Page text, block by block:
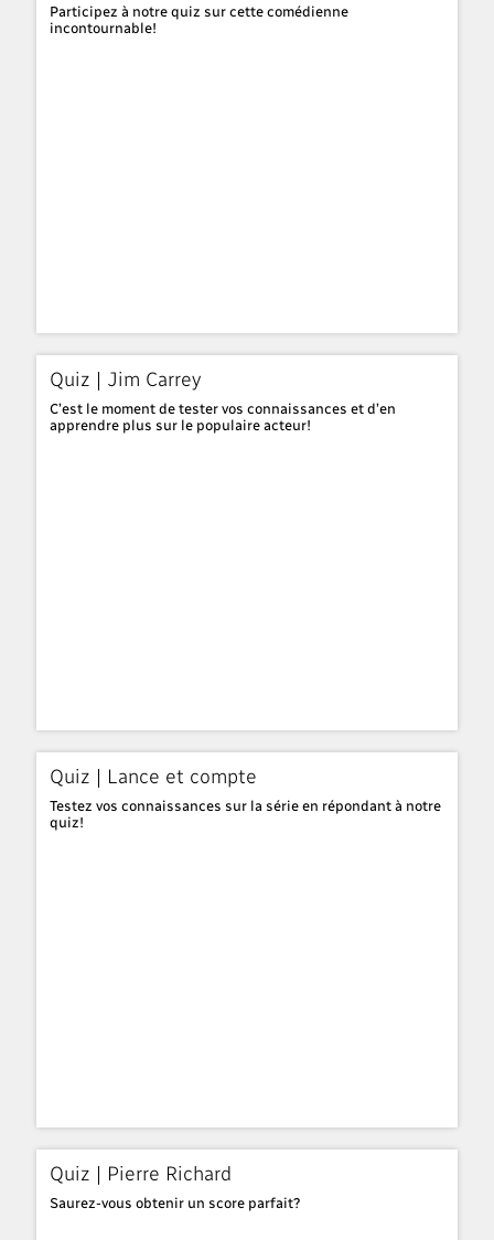
Participez à notre quiz sur cette comédienne
incontournable!
Quiz | Jim Carrey
C’est le moment de tester vos connaissances et d’en
apprendre plus sur le populaire acteur!
Quiz | Lance et compte
Testez vos connaissances sur la série en répondant à notre
quiz!
Quiz | Pierre Richard
Saurez-vous obtenir un score parfait?